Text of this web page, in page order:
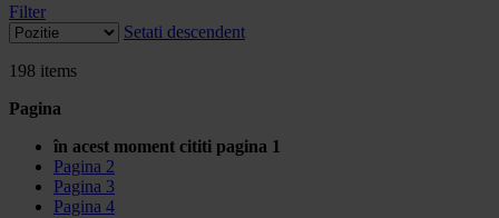
Filter
Setati descendent
198 items
Pagina
în acest moment cititi pagina 1
Pagina 2
Pagina 3
Pagina 4